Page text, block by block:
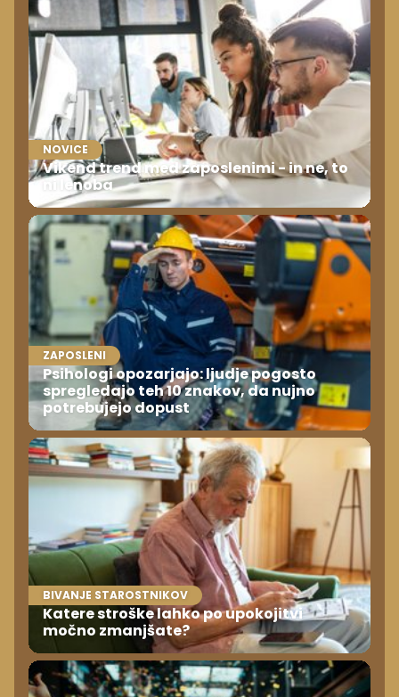
NOVICE
Vikend trend med zaposlenimi - in ne, to
ni lenoba
ZAPOSLENI
Psihologi opozarjajo: ljudje pogosto
spregledajo teh 10 znakov, da nujno
potrebujejo dopust
BIVANJE STAROSTNIKOV
Katere stroške lahko po upokojitvi
močno zmanjšate?